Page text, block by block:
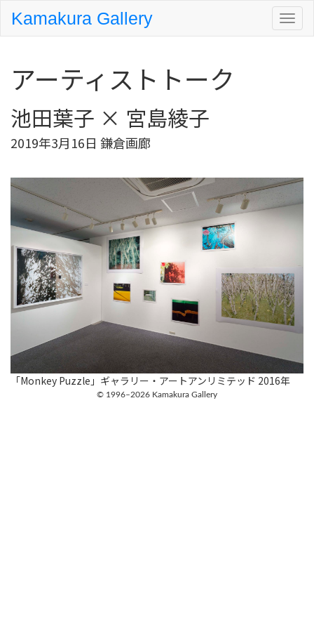
Kamakura Gallery
アーティストトーク
池田葉子 × 宮島綾子
2019年3月16日 鎌倉画廊
「Monkey Puzzle」ギャラリー・アートアンリミテッド 2016年
© 1996–2026 Kamakura Gallery